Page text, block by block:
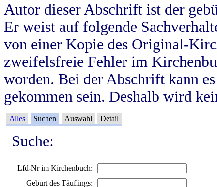
Autor dieser Abschrift ist der
Er weist auf folgende
von einer Kopie des Original-
zweifelsfreie Fehler im
worden. Bei der Abschrift kann
gekommen sein. Deshalb wird
Alles Suchen Auswahl Detail
Suche:
Lfd-Nr im Kirchenbuch:
Geburt des Täuflings: